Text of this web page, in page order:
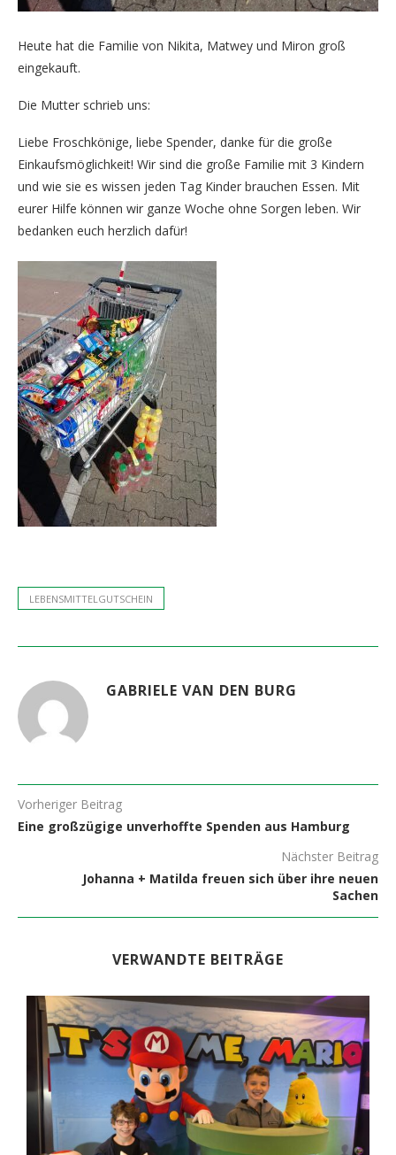
Heute hat die Familie von Nikita, Matwey und Miron groß
eingekauft.
Die Mutter schrieb uns:
Liebe Froschkönige, liebe Spender, danke für die große
Einkaufsmöglichkeit! Wir sind die große Familie mit 3 Kindern
und wie sie es wissen jeden Tag Kinder brauchen Essen. Mit
eurer Hilfe können wir ganze Woche ohne Sorgen leben. Wir
bedanken euch herzlich dafür!
LEBENSMITTELGUTSCHEIN
GABRIELE VAN DEN BURG
Vorheriger Beitrag
Eine großzügige unverhoffte Spenden aus Hamburg
Nächster Beitrag
Johanna + Matilda freuen sich über ihre neuen
Sachen
VERWANDTE BEITRÄGE